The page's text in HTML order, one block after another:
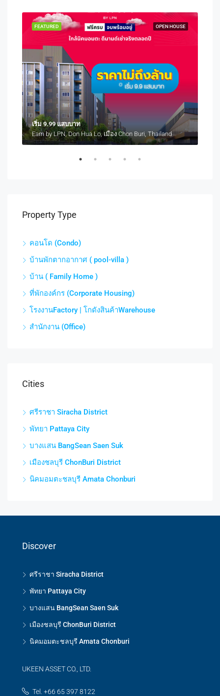
OPEN HOUSE
FEATURED
เริ่ม 9.99 แสบบาท
Earn by LPN, Don Hua Lo, เมือง Chon Buri, Thailand
Property Type
คอนโด (Condo)
บ้านพักตากอากาศ ( pool-villa )
บ้าน ( Family Home )
ที่พักองค์กร (Corporate Housing)
โรงงานFactory | โกดังสินค้าWarehouse
สำนักงาน (Office)
Cities
ศรีราชา Siracha District
พัทยา Pattaya City
บางแสน BangSean Saen Suk
เมืองชลบุรี ChonBuri District
นิคมอมตะชลบุรี Amata Chonburi
Discover
ศรีราชา Siracha District
พัทยา Pattaya City
บางแสน BangSean Saen Suk
เมืองชลบุรี ChonBuri District
นิคมอมตะชลบุรี Amata Chonburi
UKEEN ASSET CO., LTD.
Tel. +66 65 397 8122